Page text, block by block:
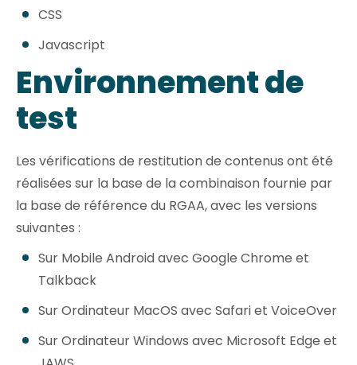
CSS
Javascript
Environnement de
test
Les vérifications de restitution de contenus ont été
réalisées sur la base de la combinaison fournie par
la base de référence du RGAA, avec les versions
suivantes :
Sur Mobile Android avec Google Chrome et
Talkback
Sur Ordinateur MacOS avec Safari et VoiceOver
Sur Ordinateur Windows avec Microsoft Edge et